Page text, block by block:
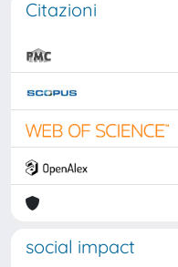
Citazioni
social impact